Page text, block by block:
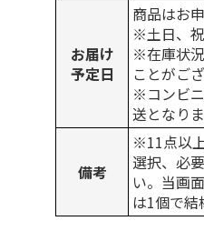
お届け
予定日
商品はお
※土日、祝
※在庫状
ことがご
※コンビ
送となりま
備考
※11点以
選択、必
い。当画
は1個で結